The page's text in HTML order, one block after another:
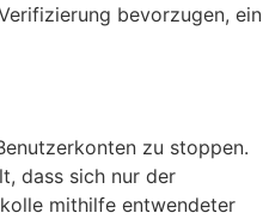
bevorzugen, ein
zu stoppen.
dass sich nur der
mithilfe entwendeter